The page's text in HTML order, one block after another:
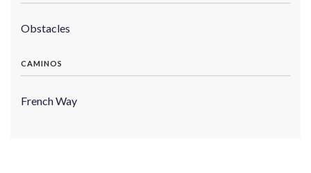
Obstacles
CAMINOS
French Way